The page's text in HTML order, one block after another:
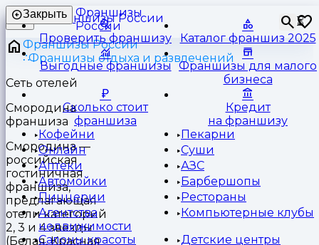
Франшизы
России
⏳
Закрыть
Проверить франшизу Каталог франшиз 2025
Выгодные франшизы Франшизы для малого
бизнеса
Сколько стоит
франшиза
Кредит
на франшизу
Кофейни
Пекарни
Онлайн
Суши
Аптеки
АЗС
Автомойки
Барбершопы
Пиццерии
Рестораны
Агентства
недвижимости
Компьютерные клубы
Салоны красоты
Детские центры
Франшизы России
Франшизы отдыха и развлечений
Сеть отелей
Смородина
франшиза
Смородина —
российская
гостиничная
франшиза,
предлагающая
отели категорий
2, 3 и 4 звезды
(Белая, Красная